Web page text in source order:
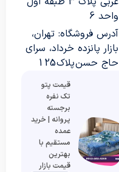
واحد 6
آدرس فروشگاه: تهران،
بازار پانزده خرداد، سرای
حاج حسن پلاک 125
قیمت پتو
تک نفره
برجسته
پروانه | خرید
عمده
مستقیم با
بهترین
قیمت بازار